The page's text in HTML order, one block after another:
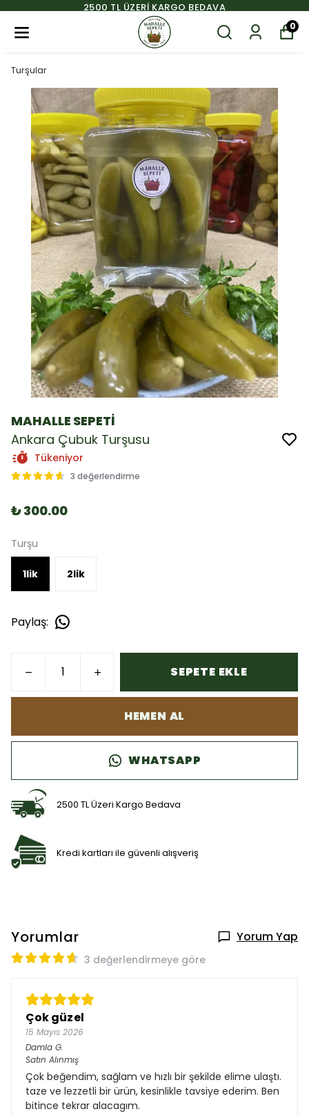
2500 TL ÜZERİ KARGO BEDAVA
0
Turşular
MAHALLE SEPETİ
Ankara Çubuk Turşusu
Tükeniyor
3 değerlendirme
₺ 300.00
Turşu
1lik 2lik
Paylaş:
SEPETE EKLE
HEMEN AL
WHATSAPP
2500 TL Üzeri Kargo Bedava
Kredi kartları ile güvenli alışveriş
Yorumlar Yorum Yap
3 değerlendirmeye göre
Çok güzel
15 Mayıs 2026
Damla G.
Satın Alınmış
Çok beğendim, sağlam ve hızlı bir şekilde elime ulaştı.
taze ve lezzetli bir ürün, kesinlikle tavsiye ederim. Ben
bitince tekrar alacagım.